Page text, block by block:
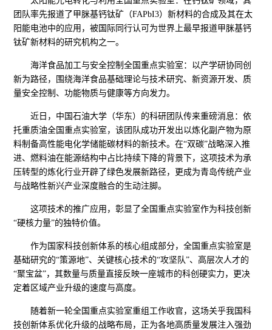
团队率先报道了甲脒基钙钛矿（FAPbI3）新材料的合成及其在太
阳能电池中的应用，被国际同行认可为世界上最早报道甲脒基钙
钛矿新材料的研究机构之一。
海洋食品加工与安全控制全国重点实验室：以产学研协同创
新为路径，围绕海洋食品基础理论与技术研究、新资源开发、质
量安全控制、功能物质与健康等方向发力。
近日，中国石油大学（华东）的科研团队传来重磅消息：依
托重质油全国重点实验室，该团队成功开发出以炼化副产物为原
料制备高性能电化学储能碳材料的新技术。在“双碳”战略深入推
进、燃料油在能源结构中占比持续下降的背景下，这项技术为承
压转型的炼化行业开辟了绿色发展新路径，更成为青岛传统产业
与战略性新兴产业深度融合的生动注脚。
这项技术的推广应用，彰显了全国重点实验室作为科技创新
“硬核力量”的独特价值。
作为国家科技创新体系的核心组成部分，全国重点实验室是
基础研究的“策源地”、关键核心技术的“攻坚队”、高层次人才的
“聚宝盆”，其数量与质量直接反映一座城市的科创硬实力，更决
定着区域产业升级的速度与高度。
随着新一轮全国重点实验室重组工作收官，这场关乎我国科
技创新体系优化升级的战略布局，正为各地高质量发展注入强劲